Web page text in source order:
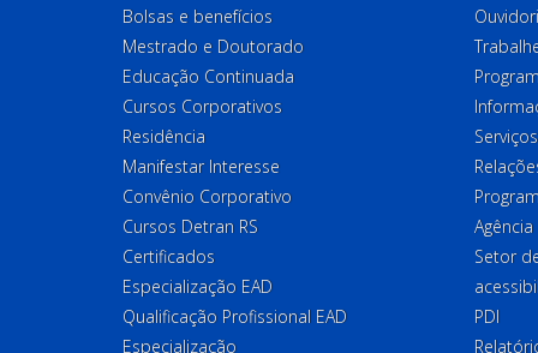
Bolsas e benefícios
Mestrado e Doutorado
Educação Continuada
Cursos Corporativos
Residência
Manifestar Interesse
Convênio Corporativo
Cursos Detran RS
Certificados
Especialização EAD
Qualificação Profissional EAD
Especialização
Setor
PDI